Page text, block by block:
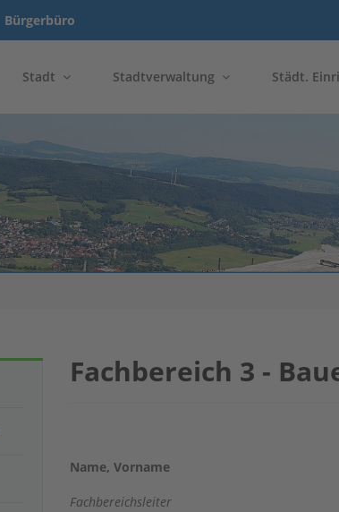
Bürgerbüro
Stadt Stadtverwaltung Städt.
Fachbereich 3 -
Name, Vorname
Fachbereichsleiter